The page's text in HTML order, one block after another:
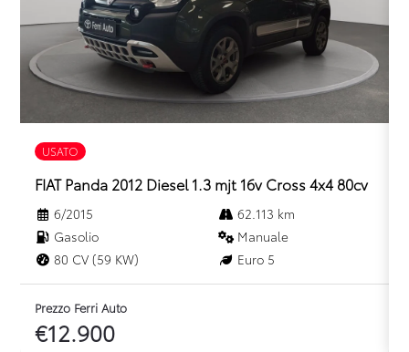
Sedile passeggero regolabile in altezza
Sedili posteriori ripiegabili 1/3 - 2/3
Sellerie in tessuto nero melange e tessuto nero titanio con
impunture giallo fresh
Sistema di frenata d'emergenza attiva
Sistema multimediale openr link 10.4 con google integrato
Tinta be style
Volante in pelle
USATO
FIAT Panda 2012 Diesel 1.3 mjt 16v Cross 4x4 80cv
6/2015
62.113 km
Gasolio
Manuale
80 CV (59 KW)
Euro 5
Prezzo Ferri Auto
€12.900